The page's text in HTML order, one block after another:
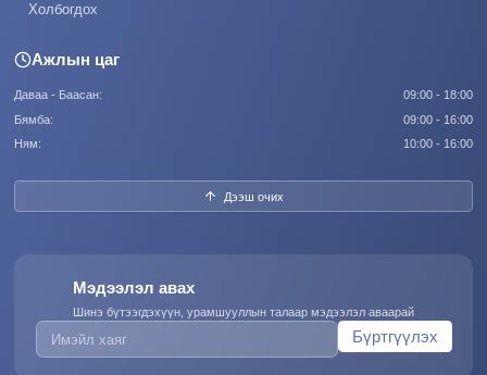
Холбогдох
Ажлын цаг
Даваа - Баасан:
09:00 - 18:00
Бямба:
09:00 - 16:00
Ням:
10:00 - 16:00
Дээш очих
Мэдээлэл авах
Шинэ бүтээгдэхүүн, урамшууллын талаар мэдээлэл аваарай
Бүртгүүлэх